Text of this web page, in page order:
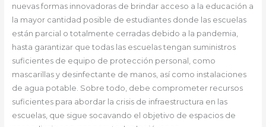
nuevas formas innovadoras de brindar acceso a la educación a
la mayor cantidad posible de estudiantes donde las escuelas
están parcial o totalmente cerradas debido a la pandemia,
hasta garantizar que todas las escuelas tengan suministros
suficientes de equipo de protección personal, como
mascarillas y desinfectante de manos, así como instalaciones
de agua potable. Sobre todo, debe comprometer recursos
suficientes para abordar la crisis de infraestructura en las
escuelas, que sigue socavando el objetivo de espacios de